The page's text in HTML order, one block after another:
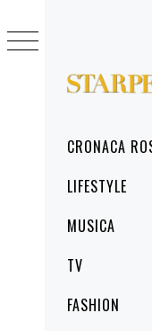
MenuCRONACA
LIFESTYLE
MUSICA
TV
FASHION
to
content